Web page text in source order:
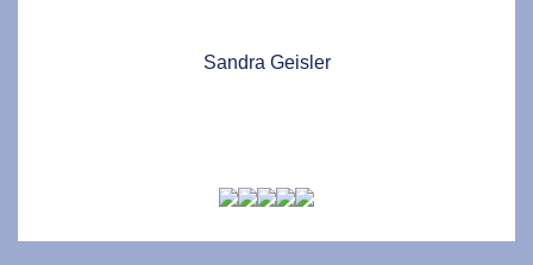
Sandra Geisler